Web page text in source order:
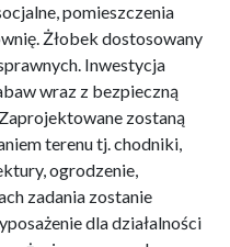
pomieszczenia
Żłobek dostosowany
Inwestycja
wraz z bezpieczną
zostaną
terenu tj. chodniki,
ogrodzenie,
zadania zostanie
dla działalności